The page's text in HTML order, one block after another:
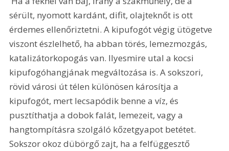
sérült, nyomott kardánt, difit, olajteknőt is ott
érdemes ellenőriztetni. A kipufogót végig ütögetve
viszont észlelhető, ha abban törés, lemezmozgás,
katalizátorkopogás van. Ilyesmire utal a kocsi
kipufogóhangjának megváltozása is. A sokszori,
rövid városi út télen különösen károsítja a
kipufogót, mert lecsapódik benne a víz, és
pusztíthatja a dobok falát, lemezeit, vagy a
hangtompításra szolgáló kőzetgyapot betétet.
Sokszor okoz dübörgő zajt, ha a felfüggesztő